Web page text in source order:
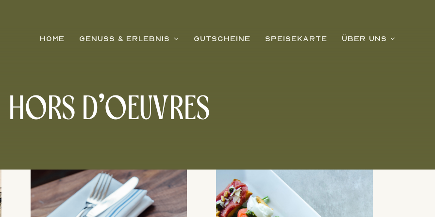
HOME GENUSS & ERLEBNIS GUTSCHEINE SPEISEKARTE ÜBER UNS
HORS D'OEUVRES